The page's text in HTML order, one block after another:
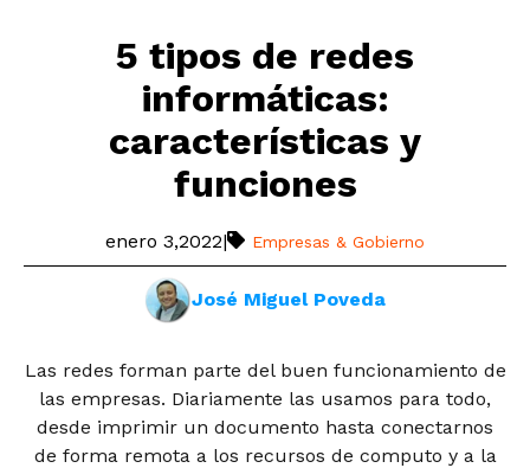
5 tipos de redes
informáticas:
características y
funciones
enero 3,2022| Empresas & Gobierno
José Miguel Poveda
Las redes forman parte del buen funcionamiento de
las empresas. Diariamente las usamos para todo,
desde imprimir un documento hasta conectarnos
de forma remota a los recursos de computo y a la